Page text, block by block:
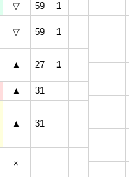
▽ 59 1
▽ 59 1
▲ 27 1
▲ 31
▲ 31
×